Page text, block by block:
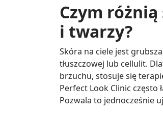
Czym
i twarzy?
Skóra na ciele jest
tłuszczowej lub cellulit.
brzuchu, stosuje się
Perfect Look Clinic często
Pozwala to jednocześnie